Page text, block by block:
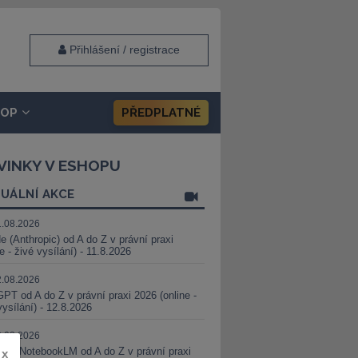
Přihlášení / registrace
PŘEDPLATNÉ
V ESHOPU
AKCE
(Anthropic) od A do Z v právní praxi
- živé vysílání) - 11.8.2026
od A do Z v právní praxi 2026 (online -
- 12.8.2026
a NotebookLM od A do Z v právní praxi
x